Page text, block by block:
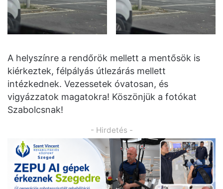
A helyszínre a rendőrök mellett a mentősök is
kiérkeztek, félpályás útlezárás mellett
intézkednek. Vezessetek óvatosan, és
vigyázzatok magatokra! Köszönjük a fotókat
Szabolcsnak!
- Hirdetés -